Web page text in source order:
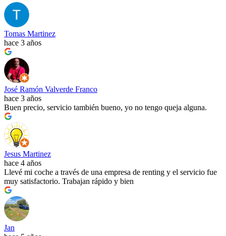
Tomas Martinez
hace 3 años
José Ramón Valverde Franco
hace 3 años
Buen precio, servicio también bueno, yo no tengo queja alguna.
Jesus Martinez
hace 4 años
Llevé mi coche a través de una empresa de renting y el servicio fue
muy satisfactorio. Trabajan rápido y bien
Jan